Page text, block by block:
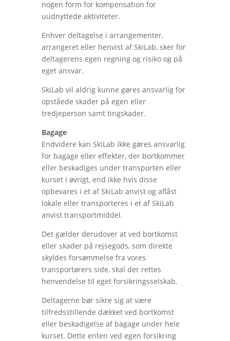
nogen form for kompensation for
uudnyttede aktiviteter.
Enhver deltagelse i arrangementer,
arrangeret eller henvist af SkiLab, sker for
deltagerens egen regning og risiko og på
eget ansvar.
SkiLab vil aldrig kunne gøres ansvarlig for
opståede skader på egen eller
tredjeperson samt tingskader.
Bagage
Endvidere kan SkiLab ikke gøres ansvarlig
for bagage eller effekter, der bortkommer
eller beskadiges under transporten eller
kurset i øvrigt, end ikke hvis disse
opbevares i et af SkiLab anvist og aflåst
lokale eller transporteres i et af SkiLab
anvist transportmiddel.
Det gælder derudover at ved bortkomst
eller skader på rejsegods, som direkte
skyldes forsømmelse fra vores
transportørers side, skal der rettes
henvendelse til eget forsikringsselskab.
Deltagerne bør sikre sig at være
tilfredsstillende dækket ved bortkomst
eller beskadigelse af bagage under hele
kurset. Dette enten ved egen forsikring